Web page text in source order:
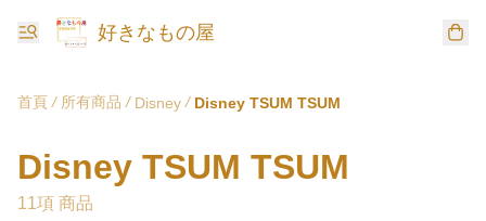
好きなもの屋
首頁 / 所有商品 / Disney / Disney TSUM TSUM
Disney TSUM TSUM
11項 商品